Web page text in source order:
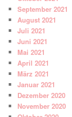
September 2021
August 2021
Juli 2021
Juni 2021
Mai 2021
April 2021
März 2021
Januar 2021
Dezember 2020
November 2020